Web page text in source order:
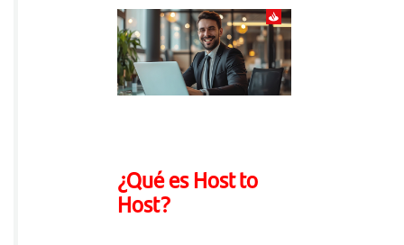
¿Qué es Host to
Host?